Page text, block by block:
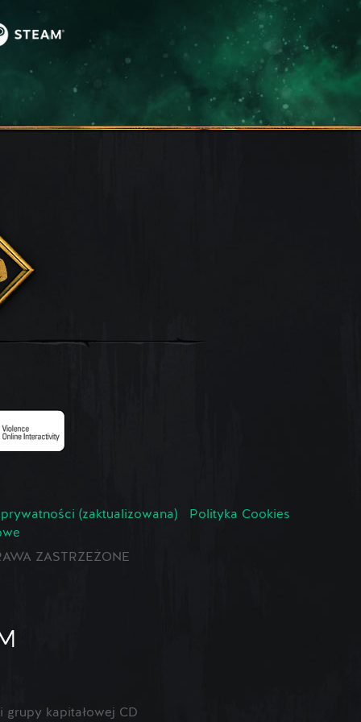
(zaktualizowana)
Polityka Cookies
ZASTRZEŻONE
kapitałowej CD